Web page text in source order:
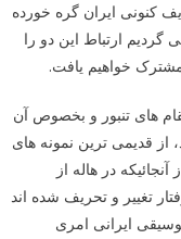
کنونی ایران گره خورده
ارتباط این دو را
مشترک خواهیم یافت.
های تنبور و بخصوص آن
قدیمی ترین نمونه های
در هاله از
تغییر و تحریف شده اند
ایرانی امری